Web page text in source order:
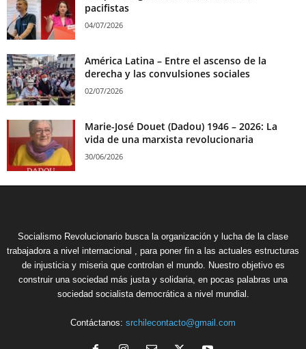
pacifistas
04/07/2026
América Latina – Entre el ascenso de la
derecha y las convulsiones sociales
02/07/2026
Marie-José Douet (Dadou) 1946 – 2026: La
vida de una marxista revolucionaria
30/06/2026
Socialismo Revolucionario busca la organización y lucha de la clase
trabajadora a nivel internacional , para poner fin a las actuales estructuras
de injusticia y miseria que controlan el mundo. Nuestro objetivo es
construir una sociedad más justa y solidaria, en pocas palabras una
sociedad socialista democrática a nivel mundial.
Contáctanos: srchilecontacto@gmail.com